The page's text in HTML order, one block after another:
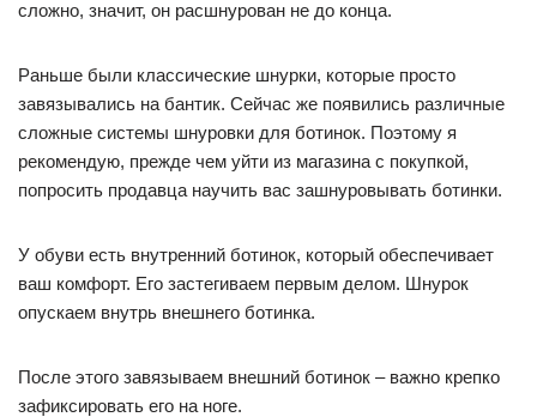
сложно, значит, он расшнурован не до конца.
Раньше были классические шнурки, которые просто
завязывались на бантик. Сейчас же появились различные
сложные системы шнуровки для ботинок. Поэтому я
рекомендую, прежде чем уйти из магазина с покупкой,
попросить продавца научить вас зашнуровывать ботинки.
У обуви есть внутренний ботинок, который обеспечивает
ваш комфорт. Его застегиваем первым делом. Шнурок
опускаем внутрь внешнего ботинка.
После этого завязываем внешний ботинок – важно крепко
зафиксировать его на ноге.